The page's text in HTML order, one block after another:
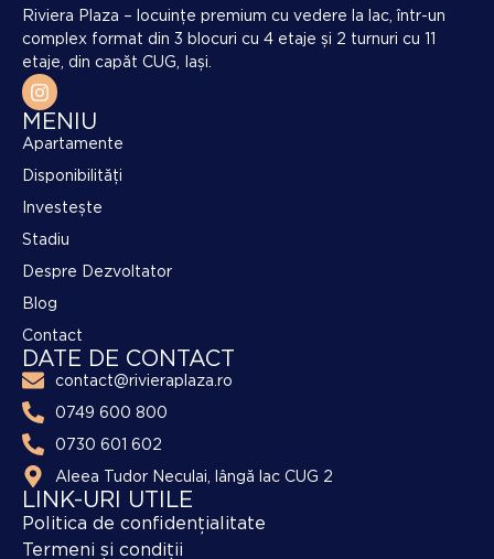
Riviera Plaza – locuințe premium cu vedere la lac, într-un
complex format din 3 blocuri cu 4 etaje și 2 turnuri cu 11
etaje, din capăt CUG, Iași.
MENIU
Apartamente
Disponibilități
Investește
Stadiu
Despre Dezvoltator
Blog
Contact
DATE DE CONTACT
contact@rivieraplaza.ro
0749 600 800
0730 601 602
Aleea Tudor Neculai, lângă lac CUG 2
LINK-URI UTILE
Politica de confidențialitate
Termeni și condiții